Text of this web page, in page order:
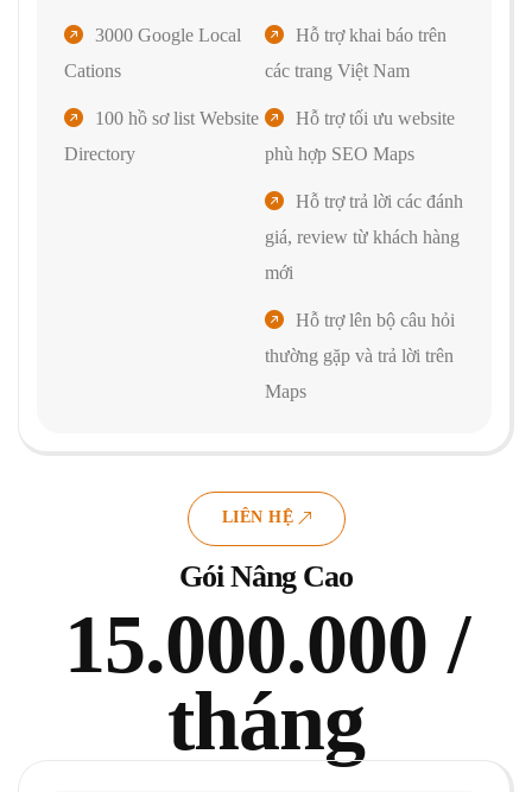
3000 Google Local
Cations
100 hồ sơ list Website
Directory
Hỗ trợ khai báo trên
các trang Việt Nam
Hỗ trợ tối ưu website
phù hợp SEO Maps
Hỗ trợ trả lời các đánh
giá, review từ khách hàng
mới
Hỗ trợ lên bộ câu hỏi
thường gặp và trả lời trên
Maps
LIÊN HỆ
Gói Nâng Cao
15.000.000 /
tháng